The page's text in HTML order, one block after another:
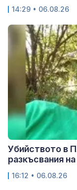
14:29 • 06.08.26
Убийството в
разкъсвания
16:12 • 06.08.26